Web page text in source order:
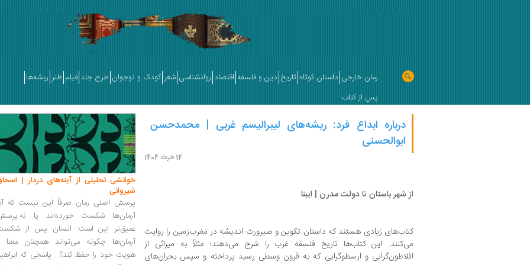
رمان خارجی داستان کوتاه تاریخ دین و فلسفه اقتصاد روانشناسی شعر کودک و نوجوان طرح جلد فیلم طنز ریشه‌ها
پس از کتاب
درباره ابداع فرد: ریشه‌های لیبرالیسم غربی | محمدحسن
ابوالحسنی
14 خرداد 1404
از شهر باستان تا دولت مدرن | ایبنا
کتاب‌های زیادی هستند که داستان تکوین و صیرورت اندیشه در مغرب‌زمین را روایت
می‌کنند. این کتاب‌ها تاریخ فلسفه غرب را شرح می‌دهند؛ مثلاً به میراثی از
افلاطون‌گرایی و ارسطوگرایی که به قرون وسطی رسید پرداخته و سپس بحران‌های
خوانشی تحلیلی از آینه‌های دردار |
شیروانی
پرسش اصلی رمان صرفاً این نیست که
آرمان‌ها شکست خورده‌اند یا
عمیق‌تر این است: انسان پس از
آرمان‌ها چگونه می‌تواند همچنان معنا
هویت خود را حفظ کند؟... پاسخی که